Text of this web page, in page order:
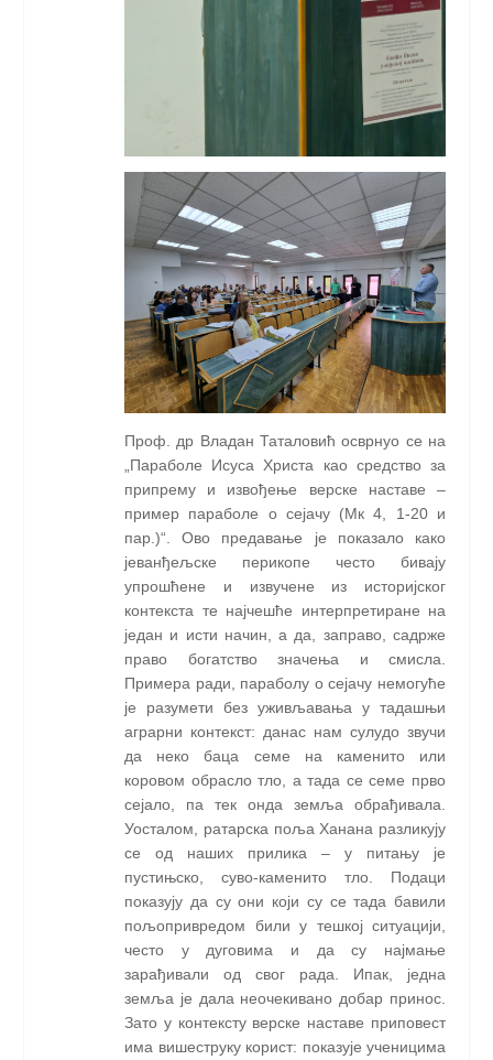
Проф. др Владан Таталовић осврнуо се на
Параболе Исуса Христа као средство за
припрему и извођење верске наставе –
пример параболе о сејачу (Мк 4, 1-20 и
пар.)“. Ово предавање је показало како
јеванђељске перикопе често бивају
упрошћене и извучене из историјског
контекста те најчешће интерпретиране на
један и исти начин, а да, заправо, садрже
право богатство значења и смисла.
Примера ради, параболу о сејачу немогуће
је разумети без уживљавања у тадашњи
аграрни контекст: данас нам сулудо звучи
да неко баца семе на каменито или
коровом обрасло тло, а тада се семе прво
сејало, па тек онда земља обрађивала.
Уосталом, ратарска поља Ханана разликују
се од наших прилика – у питању је
пустињско, суво-каменито тло. Подаци
показују да су они који су се тада бавили
пољопривредом били у тешкој ситуацији,
често у дуговима и да су најмање
зарађивали од свог рада. Ипак, једна
земља је дала неочекивано добар принос.
Зато у контексту верске наставе приповест
има вишеструку корист: показује ученицима